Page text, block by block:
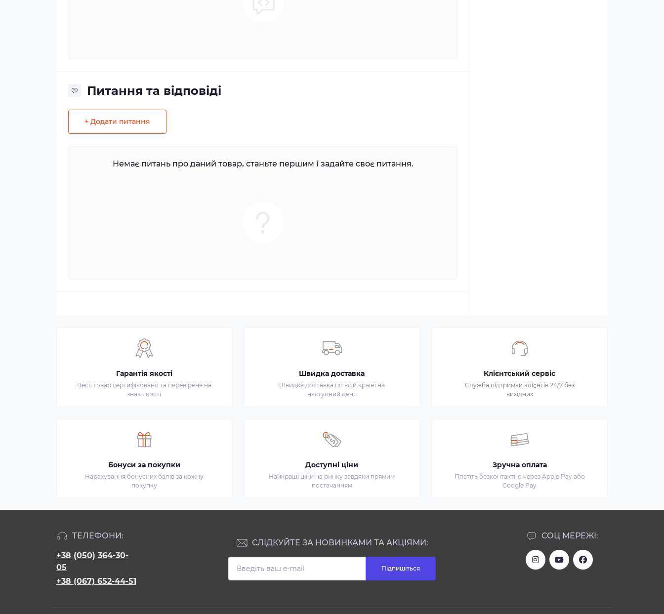
Питання та відповіді
+ Додати питання
Немає питань про даний товар, станьте першим і задайте своє питання.
Гарантія якості
Весь товар сертифіковано та перевірене на
знак якості
Швидка доставка
Швидка доставка по всій країні на
наступний день
Клієнтський сервіс
Служба підтримки клієнтів 24/7 без
вихідних
Бонуси за покупки
Нарахування бонусних балів за кожну
покупку
Доступні ціни
Найкращі ціни на ринку завдяки прямим
постачанням
Зручна оплата
Платіть безконтактно через Apple Pay або
Google Pay
ТЕЛЕФОНИ:
+38 (050) 364-30-
05
+38 (067) 652-44-51
СОЦ МЕРЕЖІ:
СЛІДКУЙТЕ ЗА НОВИНКАМИ ТА АКЦІЯМИ:
Підпишіться